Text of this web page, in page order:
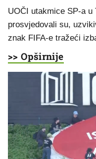
UOČI utakmice SP-a u
prosvjedovali su,
znak FIFA-e tražeći
>> Opširnije